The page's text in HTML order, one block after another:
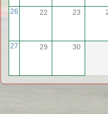
26 22 23
27 29 30